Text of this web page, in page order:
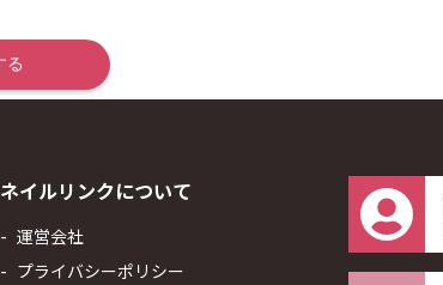
ネイルリンクについて
運営会社
プライバシーポリシー